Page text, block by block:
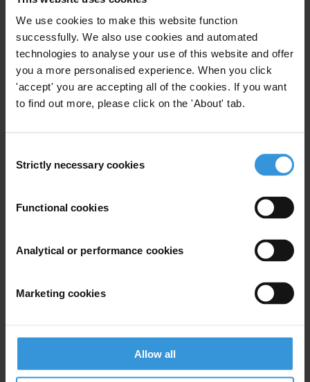
We use cookies to make this website function
successfully. We also use cookies and automated
technologies to analyse your use of this website and offer
you a more personalised experience. When you click
'accept' you are accepting all of the cookies. If you want
to find out more, please click on the 'About' tab.
Selection
Strictly necessary cookies
Functional cookies
Analytical or performance cookies
Marketing cookies
Allow all
Cette réponse se concentrera plus particulièrement
sur les avantages de la CNUCC dans les efforts de
réduction des flux financiers illicites tant au niveau
national qu’ international.
Dans un monde de plus en plus globalisé, il existe un
responsabilité partagée dans le combat contre la
entre pays développés et pays en développement.
Alors que les pays développés, comme les pays en
développement, ont le devoir de mettre en oeuvre des
politiques de lutte contre la corruption et les flux
se concentrer prioritairement sur le démantèlement
des mécanismes qui permettent à leurs banques et
leurs partenaires offshore d’absorber les flux illicites.